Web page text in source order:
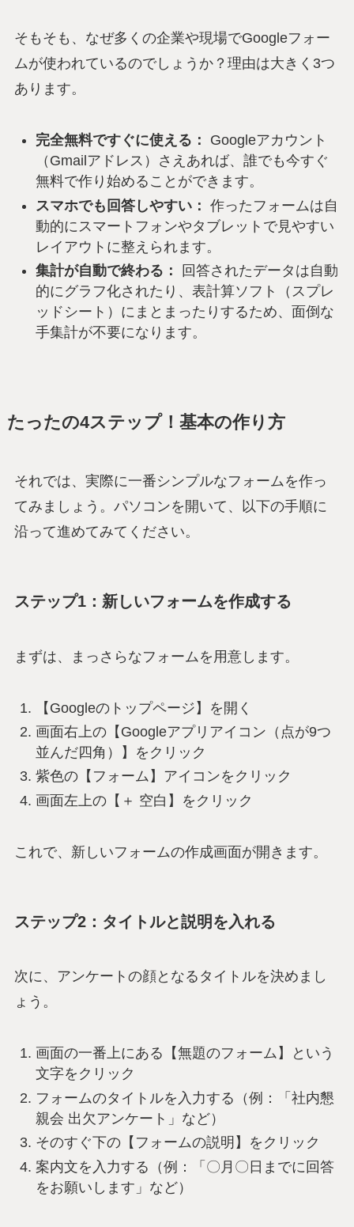
そもそも、なぜ多くの企業や現場でGoogleフォー
ムが使われているのでしょうか？理由は大きく3つ
あります。
完全無料ですぐに使える：
Googleアカウント
（Gmailアドレス）さえあれば、誰でも今すぐ
無料で作り始めることができます。
スマホでも回答しやすい： 作ったフォームは自
動的にスマートフォンやタブレットで見やすい
レイアウトに整えられます。
集計が自動で終わる：
回答されたデータは自動
的にグラフ化されたり、表計算ソフト（スプレ
ッドシート）にまとまったりするため、面倒な
手集計が不要になります。
たったの4ステップ！基本の作り方
それでは、実際に一番シンプルなフォームを作っ
てみましょう。パソコンを開いて、以下の手順に
沿って進めてみてください。
ステップ1：新しいフォームを作成する
まずは、まっさらなフォームを用意します。
【Googleのトップページ】を開く
画面右上の【Googleアプリアイコン（点が9つ
並んだ四角）】をクリック
紫色の【フォーム】アイコンをクリック
画面左上の【＋ 空白】をクリック
これで、新しいフォームの作成画面が開きます。
ステップ2：タイトルと説明を入れる
次に、アンケートの顔となるタイトルを決めまし
ょう。
画面の一番上にある【無題のフォーム】という
文字をクリック
フォームのタイトルを入力する（例：「社内懇
親会 出欠アンケート」など）
そのすぐ下の【フォームの説明】をクリック
案内文を入力する（例：「〇月〇日までに回答
をお願いします」など）